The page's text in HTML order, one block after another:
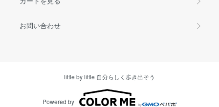
お問い合わせ
little by little 自分らしく歩き出そう
Powered by